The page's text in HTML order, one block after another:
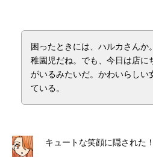
困ったときには、ハルカさんか
稚園児だね。でも、今日は店に
がいるみたいだ。かわいらしい
ている。
キュートな笑顔に隠された！